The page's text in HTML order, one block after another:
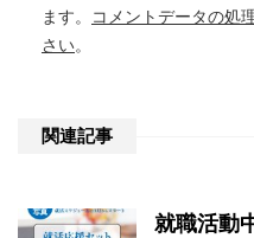
ます。
コメントデータの処
さい。
関連記事
就職活動